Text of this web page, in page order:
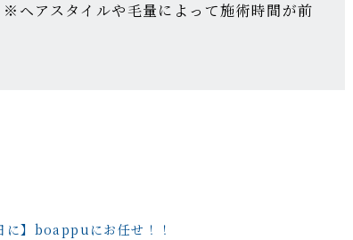
ヘアスタイルや毛量によって施術時間が前